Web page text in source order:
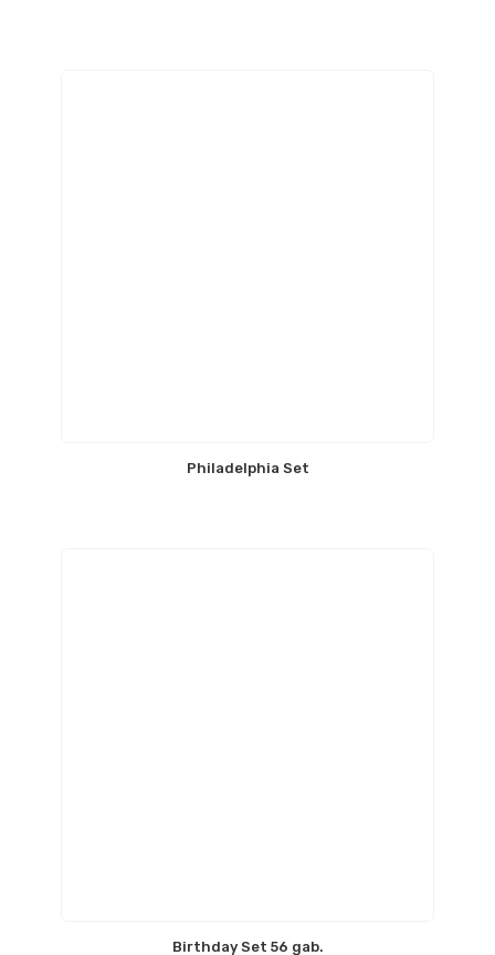
Philadelphia Set
Birthday Set 56 gab.